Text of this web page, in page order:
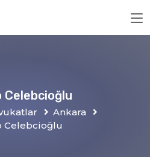
Celebcioğlu
Ankara
Celebcioğlu